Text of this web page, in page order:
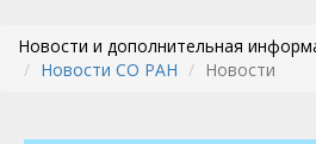
Новости и дополнительная
Новости СО РАН
Новости